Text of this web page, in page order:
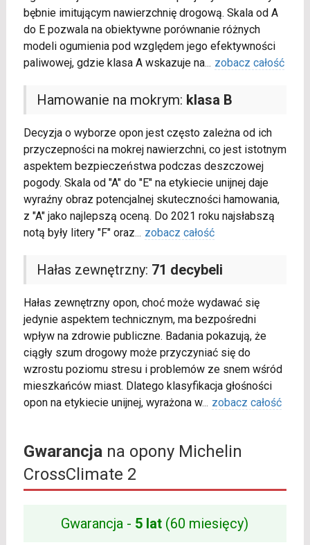
bębnie imitującym nawierzchnię drogową. Skala od A
do E pozwala na obiektywne porównanie różnych
modeli ogumienia pod względem jego efektywności
paliwowej, gdzie klasa A wskazuje na... zobacz całość
Hamowanie na mokrym: klasa B
Decyzja o wyborze opon jest często zależna od ich
przyczepności na mokrej nawierzchni, co jest istotnym
aspektem bezpieczeństwa podczas deszczowej
pogody. Skala od "A" do "E" na etykiecie unijnej daje
wyraźny obraz potencjalnej skuteczności hamowania,
z "A" jako najlepszą oceną. Do 2021 roku najsłabszą
notą były litery "F" oraz... zobacz całość
Hałas zewnętrzny: 71 decybeli
Hałas zewnętrzny opon, choć może wydawać się
jedynie aspektem technicznym, ma bezpośredni
wpływ na zdrowie publiczne. Badania pokazują, że
ciągły szum drogowy może przyczyniać się do
wzrostu poziomu stresu i problemów ze snem wśród
mieszkańców miast. Dlatego klasyfikacja głośności
opon na etykiecie unijnej, wyrażona w... zobacz całość
Gwarancjana opony Michelin
CrossClimate 2
Gwarancja - 5 lat (60 miesięcy)